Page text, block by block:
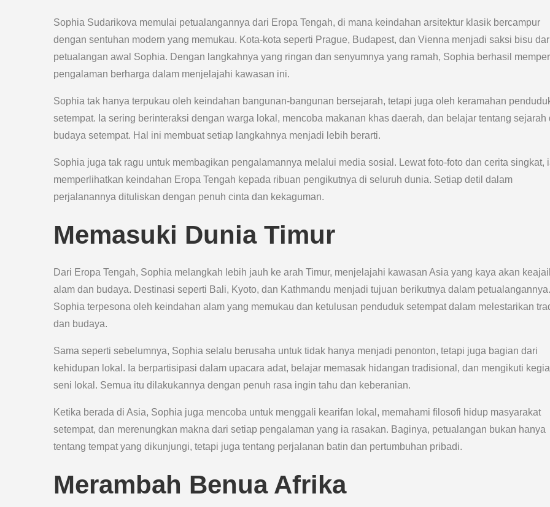
Sophia Sudarikova memulai petualangannya dari Eropa Tengah, di mana keindahan arsitektur klasik bercampur
dengan sentuhan modern yang memukau. Kota-kota seperti Prague, Budapest, dan Vienna menjadi saksi bisu
petualangan awal Sophia. Dengan langkahnya yang ringan dan senyumnya yang ramah, Sophia berhasil
pengalaman berharga dalam menjelajahi kawasan ini.
Sophia tak hanya terpukau oleh keindahan bangunan-bangunan bersejarah, tetapi juga oleh keramahan
setempat. Ia sering berinteraksi dengan warga lokal, mencoba makanan khas daerah, dan belajar tentang sejarah
budaya setempat. Hal ini membuat setiap langkahnya menjadi lebih berarti.
Sophia juga tak ragu untuk membagikan pengalamannya melalui media sosial. Lewat foto-foto dan cerita singkat,
memperlihatkan keindahan Eropa Tengah kepada ribuan pengikutnya di seluruh dunia. Setiap detil dalam
perjalanannya dituliskan dengan penuh cinta dan kekaguman.
Memasuki Dunia Timur
Dari Eropa Tengah, Sophia melangkah lebih jauh ke arah Timur, menjelajahi kawasan Asia yang kaya akan
alam dan budaya. Destinasi seperti Bali, Kyoto, dan Kathmandu menjadi tujuan berikutnya dalam petualangannya.
Sophia terpesona oleh keindahan alam yang memukau dan ketulusan penduduk setempat dalam melestarikan
dan budaya.
Sama seperti sebelumnya, Sophia selalu berusaha untuk tidak hanya menjadi penonton, tetapi juga bagian dari
kehidupan lokal. Ia berpartisipasi dalam upacara adat, belajar memasak hidangan tradisional, dan mengikuti
seni lokal. Semua itu dilakukannya dengan penuh rasa ingin tahu dan keberanian.
Ketika berada di Asia, Sophia juga mencoba untuk menggali kearifan lokal, memahami filosofi hidup masyarakat
setempat, dan merenungkan makna dari setiap pengalaman yang ia rasakan. Baginya, petualangan bukan hanya
tentang tempat yang dikunjungi, tetapi juga tentang perjalanan batin dan pertumbuhan pribadi.
Merambah Benua Afrika